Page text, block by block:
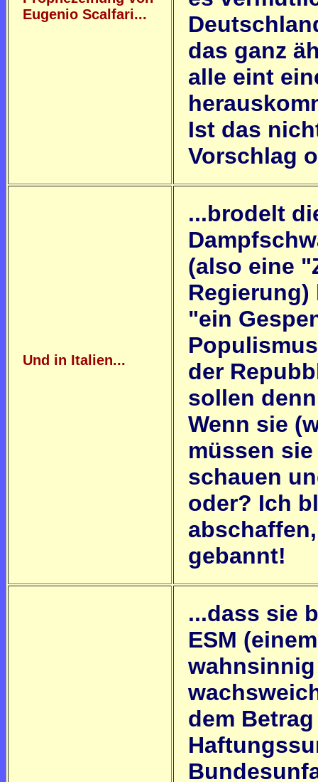
Eugenio Scalfari...
das ganz
alle eint
Ist das
Vorschlag
Und in Italien...
...brodelt
(also eine
Regierung)
"ein
der
sollen
Wenn sie
müssen
schauen
oder? Ich
gebannt!
...dass sie
ESM
dem